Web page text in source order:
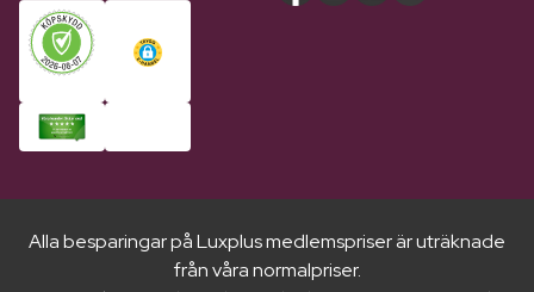
Alla besparingar på Luxplus medlemspriser är uträknade
från våra normalpriser.